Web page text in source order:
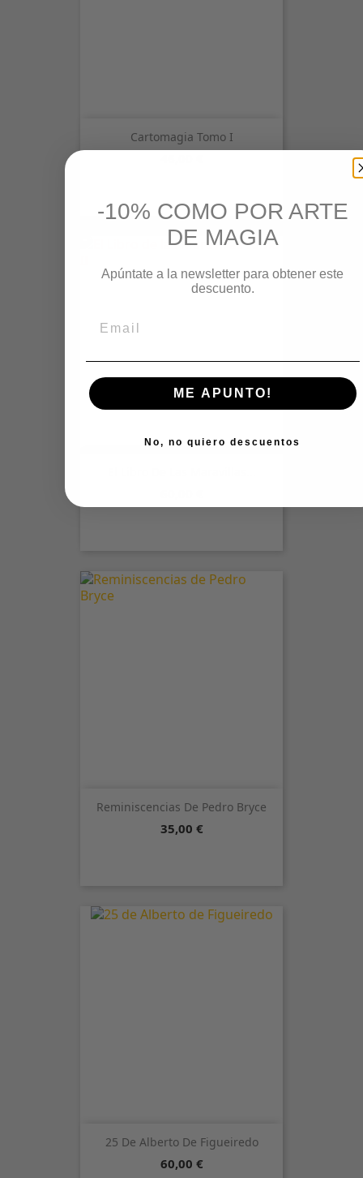
Cartomagia Tomo I
Reminiscencias De Pedro Bryce
Precio
35,00 €
25 De Alberto De Figueiredo
Precio
60,00 €
-10% COMO POR ARTE
DE MAGIA
Apúntate a la newsletter para obtener este
descuento.
ME APUNTO!
No, no quiero descuentos